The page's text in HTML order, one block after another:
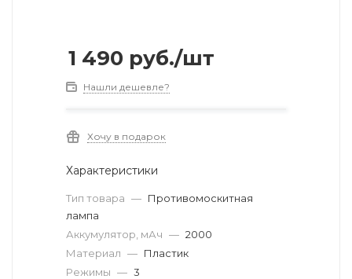
1 490 руб./шт
Нашли дешевле?
Хочу в подарок
Характеристики
Тип товара — Противомоскитная
лампа
Аккумулятор, мАч — 2000
Материал — Пластик
Режимы — 3